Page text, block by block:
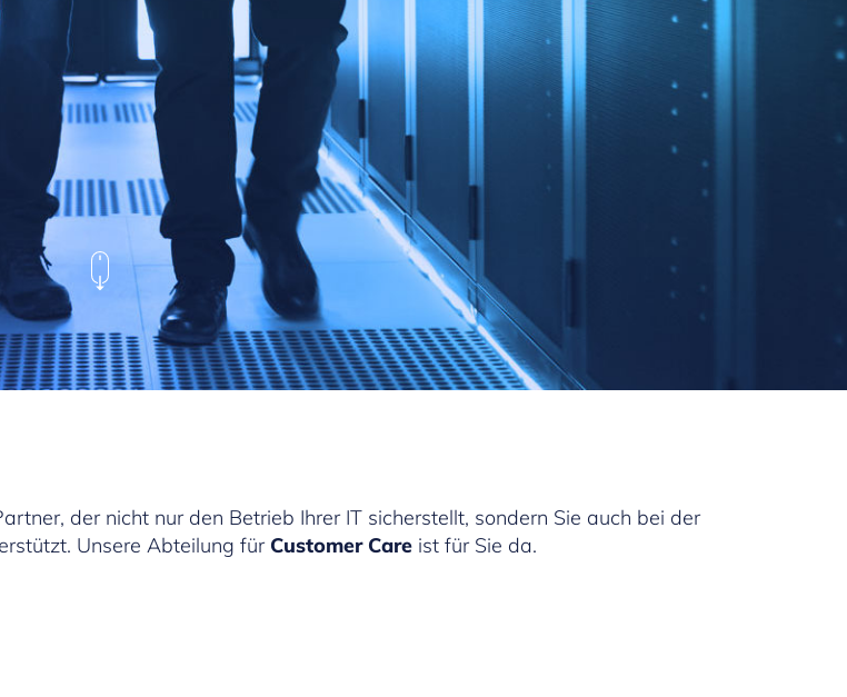
der nicht nur den Betrieb Ihrer IT sicherstellt, sondern Sie auch bei der
Unsere Abteilung für Customer Careist für Sie da.